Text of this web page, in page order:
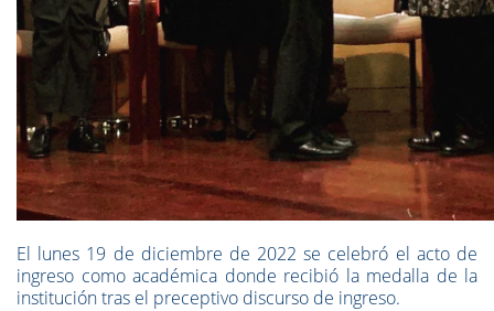
El lunes 19 de diciembre de 2022 se celebró el acto de
ingreso como académica donde recibió la medalla de la
institución tras el preceptivo discurso de ingreso.